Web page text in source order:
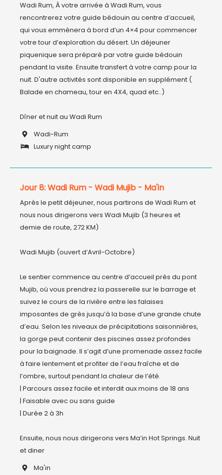
Wadi Rum, À votre arrivée à Wadi Rum, vous
rencontrerez votre guide bédouin au centre d’accueil,
qui vous emmènera à bord d’un 4×4 pour commencer
votre tour d’exploration du désert. Un déjeuner
piquenique sera préparé par votre guide bédouin
pendant la visite. Ensuite transfert à votre camp pour la
nuit. D'autre activités sont disponible en supplément (
Balade en chameau, tour en 4X4, quad etc..)
Wadi-Rum
Luxury night camp
Jour 8: Wadi Rum - Wadi Mujib - Ma'in
Après le petit déjeuner, nous partirons de Wadi Rum et
nous nous dirigerons vers Wadi Mujib (3 heures et
demie de route, 272 KM)
Wadi Mujib (ouvert d’Avril-Octobre)
Le sentier commence au centre d’accueil près du pont
Mujib, où vous prendrez la passerelle sur le barrage et
suivez le cours de la rivière entre les falaises
imposantes de grès jusqu’à la base d’une grande chute
d’eau. Selon les niveaux de précipitations saisonnières,
la gorge peut contenir des piscines assez profondes
pour la baignade. Il s’agit d’une promenade assez facile
à faire lentement et profiter de l’eau fraîche et de
l’ombre, surtout pendant la chaleur de l’été.
| Parcours assez facile et interdit aux moins de 18 ans
| Faisable avec ou sans guide
| Durée 2 à 3h
Ensuite, nous nous dirigerons vers Ma’in Hot Springs. Nuit
Ma'in